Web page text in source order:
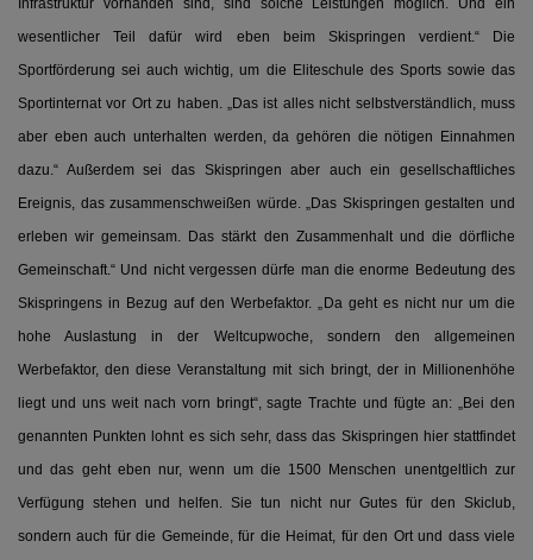
Infrastruktur vorhanden sind, sind solche Leistungen möglich. Und ein
wesentlicher Teil dafür wird eben beim Skispringen verdient.“ Die
Sportförderung sei auch wichtig, um die Eliteschule des Sports sowie das
Sportinternat vor Ort zu haben. „Das ist alles nicht selbstverständlich, muss
aber eben auch unterhalten werden, da gehören die nötigen Einnahmen
dazu.“ Außerdem sei das Skispringen aber auch ein gesellschaftliches
Ereignis, das zusammenschweißen würde. „Das Skispringen gestalten und
erleben wir gemeinsam. Das stärkt den Zusammenhalt und die dörfliche
Gemeinschaft.“ Und nicht vergessen dürfe man die enorme Bedeutung des
Skispringens in Bezug auf den Werbefaktor. „Da geht es nicht nur um die
hohe Auslastung in der Weltcupwoche, sondern den allgemeinen
Werbefaktor, den diese Veranstaltung mit sich bringt, der in Millionenhöhe
liegt und uns weit nach vorn bringt“, sagte Trachte und fügte an: „Bei den
genannten Punkten lohnt es sich sehr, dass das Skispringen hier stattfindet
und das geht eben nur, wenn um die 1500 Menschen unentgeltlich zur
Verfügung stehen und helfen. Sie tun nicht nur Gutes für den Skiclub,
sondern auch für die Gemeinde, für die Heimat, für den Ort und dass viele